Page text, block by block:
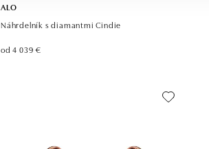
ALO
Náhrdelník s diamantmi Cindie
od 4 039 €